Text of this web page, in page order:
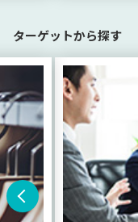
ターゲットから探す